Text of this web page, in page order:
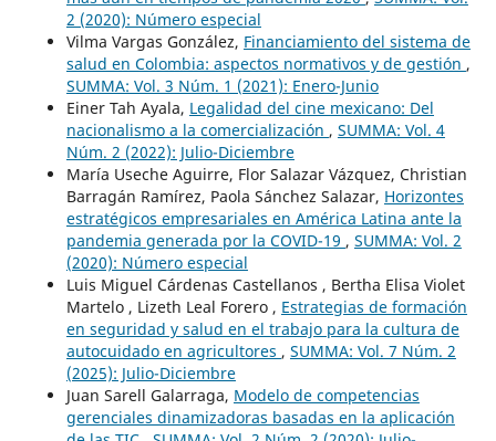
2 (2020): Número especial
Vilma Vargas González, Financiamiento del sistema de
salud en Colombia: aspectos normativos y de gestión ,
SUMMA: Vol. 3 Núm. 1 (2021): Enero-Junio
Einer Tah Ayala, Legalidad del cine mexicano: Del
nacionalismo a la comercialización , SUMMA: Vol. 4
Núm. 2 (2022): Julio-Diciembre
María Useche Aguirre, Flor Salazar Vázquez, Christian
Barragán Ramírez, Paola Sánchez Salazar, Horizontes
estratégicos empresariales en América Latina ante la
pandemia generada por la COVID-19 , SUMMA: Vol. 2
(2020): Número especial
Luis Miguel Cárdenas Castellanos , Bertha Elisa Violet
Martelo , Lizeth Leal Forero , Estrategias de formación
en seguridad y salud en el trabajo para la cultura de
autocuidado en agricultores , SUMMA: Vol. 7 Núm. 2
(2025): Julio-Diciembre
Juan Sarell Galarraga, Modelo de competencias
gerenciales dinamizadoras basadas en la aplicación